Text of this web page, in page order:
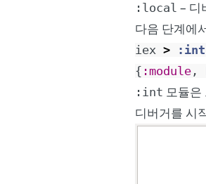
:local – 디
다음 단계에
iex > :int
{ :module ,
:int 모듈은
디버거를 시